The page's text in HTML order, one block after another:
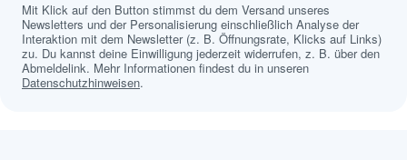
Mit Klick auf den Button stimmst du dem Versand unseres
Newsletters und der Personalisierung einschließlich Analyse der
Interaktion mit dem Newsletter (z. B. Öffnungsrate, Klicks auf Links)
zu. Du kannst deine Einwilligung jederzeit widerrufen, z. B. über den
Abmeldelink. Mehr Informationen findest du in unseren
Datenschutzhinweisen.